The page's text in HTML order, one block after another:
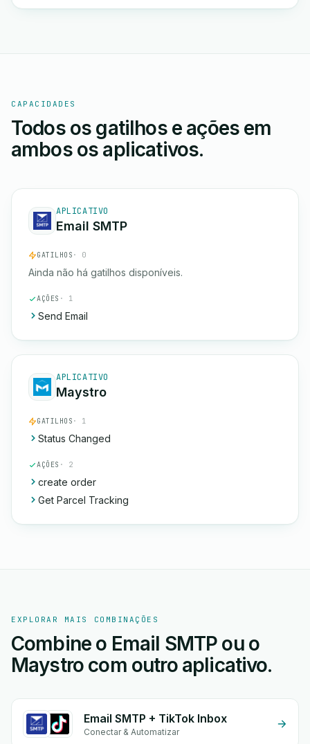
CAPACIDADES
Todos os gatilhos e ações em
ambos os aplicativos.
APLICATIVO
Email SMTP
GATILHOS · 0
Ainda não há gatilhos disponíveis.
AÇÕES · 1
Send Email
APLICATIVO
Maystro
GATILHOS · 1
Status Changed
AÇÕES · 2
create order
Get Parcel Tracking
EXPLORAR MAIS COMBINAÇÕES
Combine o Email SMTP ou o
Maystro com outro aplicativo.
Email SMTP + TikTok Inbox
Conectar & Automatizar